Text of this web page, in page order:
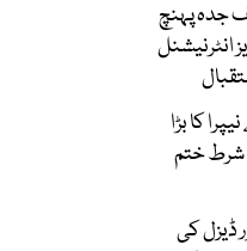
جدہ پہنچ
انٹرنیشنل
کا بڑا
شرط ختم
ڈیزل کی